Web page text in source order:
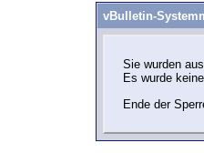
vBulletin-
Sie wurden
Es wurde
Ende der